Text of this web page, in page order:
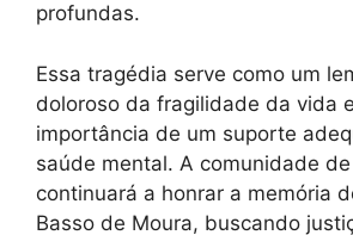
profundas.
Essa tragédia serve como um
doloroso da fragilidade da vida
importância de um suporte
saúde mental. A comunidade de
continuará a honrar a memória
Basso de Moura, buscando